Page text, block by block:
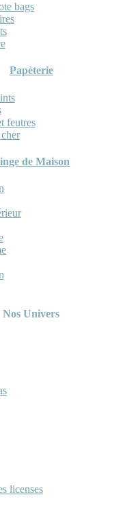
bags
Papèterie
feutres
de Maison
Nos Univers
licenses